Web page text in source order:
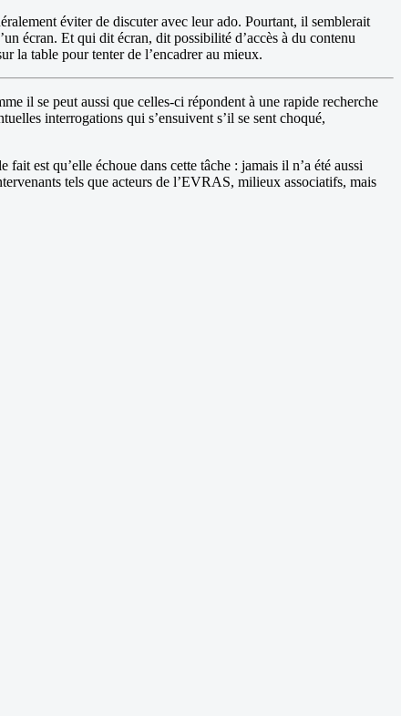
éviter de discuter avec leur ado. Pourtant, il semblerait
écran. Et qui dit écran, dit possibilité d’accès à du contenu
la table pour tenter de l’encadrer au mieux.
il se peut aussi que celles-ci répondent à une rapide recherche
interrogations qui s’ensuivent s’il se sent choqué,
est qu’elle échoue dans cette tâche : jamais il n’a été aussi
tels que acteurs de l’EVRAS, milieux associatifs, mais